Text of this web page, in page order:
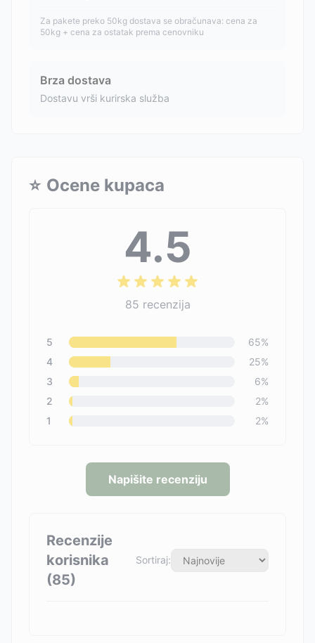
Za pakete preko 50kg dostava se obračunava: cena za
50kg + cena za ostatak prema cenovniku
Brza dostava
Dostavu vrši kurirska služba
⭐ Ocene kupaca
4.5
85 recenzija
5 65%
4
25%
3
6%
2
2%
1
2%
Napišite recenziju
Recenzije
korisnika
(85)
Sortiraj: